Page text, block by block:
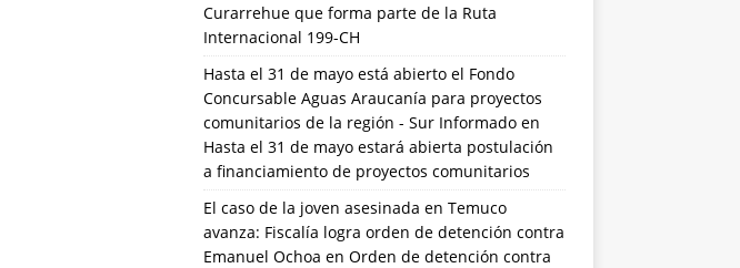
Curarrehue que forma parte de la Ruta
Internacional 199-CH
Hasta el 31 de mayo está abierto el Fondo
Concursable Aguas Araucanía para proyectos
comunitarios de la región - Sur Informadoen
Hasta el 31 de mayo estará abierta postulación
a financiamiento de proyectos comunitarios
El caso de la joven asesinada en Temuco
avanza: Fiscalía logra orden de detención contra
Emanuel Ochoa en Orden de detención contra